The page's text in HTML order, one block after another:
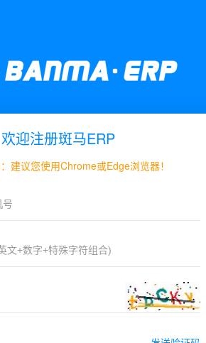
欢迎注册斑马ERP
建议您使用Chrome或Edge浏览器！